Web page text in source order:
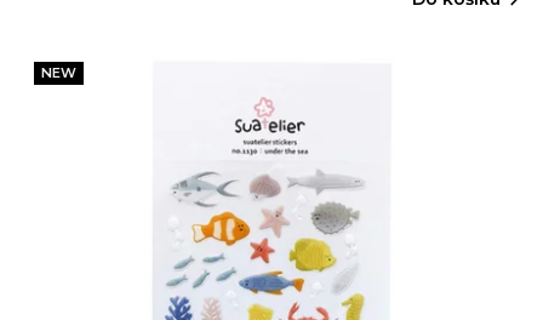
NEW